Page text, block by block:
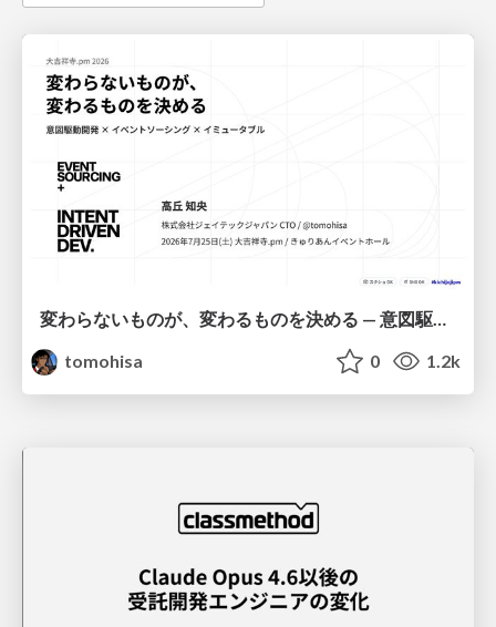
tomohisa
0 1.2k